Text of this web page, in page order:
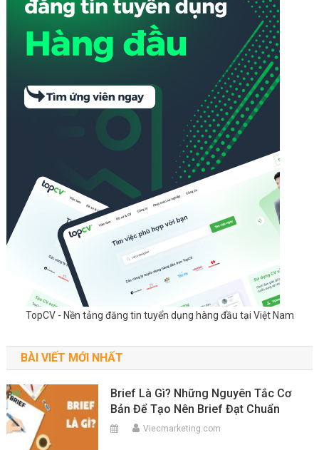
TopCV - Nền tảng đăng tin tuyển dụng hàng đầu tại Việt Nam
BÀI VIẾT MỚI NHẤT
Brief Là Gì? Những Nguyên Tắc Cơ
Bản Để Tạo Nên Brief Đạt Chuẩn
Viecmarketing.com